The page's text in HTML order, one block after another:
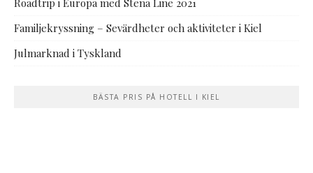
Familjekryssning – Sevärdheter och aktiviteter i Kiel
Julmarknad i Tyskland
BÄSTA PRIS PÅ HOTELL I KIEL